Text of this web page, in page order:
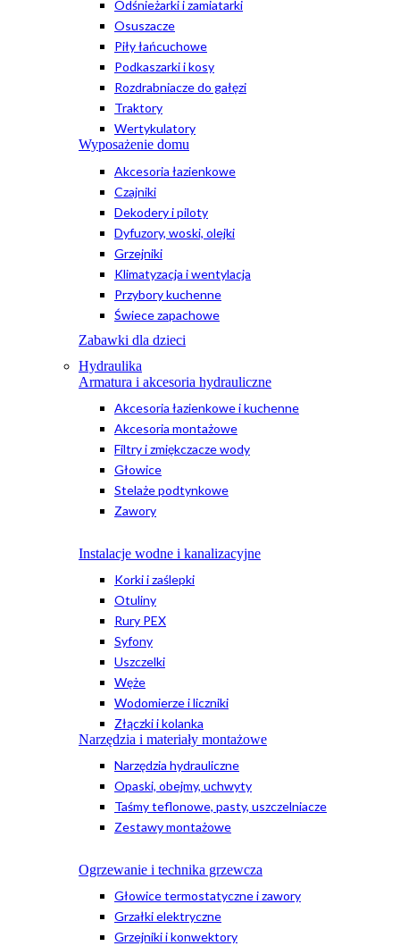
Odśnieżarki i zamiatarki
Osuszacze
Piły łańcuchowe
Podkaszarki i kosy
Rozdrabniacze do gałęzi
Traktory
Wertykulatory
Wyposażenie domu
Akcesoria łazienkowe
Czajniki
Dekodery i piloty
Dyfuzory, woski, olejki
Grzejniki
Klimatyzacja i wentylacja
Przybory kuchenne
Świece zapachowe
Zabawki dla dzieci
Hydraulika
Armatura i akcesoria hydrauliczne
Akcesoria łazienkowe i kuchenne
Akcesoria montażowe
Filtry i zmiękczacze wody
Głowice
Stelaże podtynkowe
Zawory
Instalacje wodne i kanalizacyjne
Korki i zaślepki
Otuliny
Rury PEX
Syfony
Uszczelki
Węże
Wodomierze i liczniki
Złączki i kolanka
Narzędzia i materiały montażowe
Narzędzia hydrauliczne
Opaski, obejmy, uchwyty
Taśmy teflonowe, pasty, uszczelniacze
Zestawy montażowe
Ogrzewanie i technika grzewcza
Głowice termostatyczne i zawory
Grzałki elektryczne
Grzejniki i konwektory